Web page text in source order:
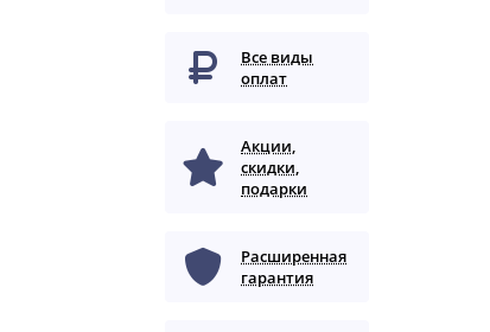
Все виды
оплат
Акции,
скидки,
подарки
Расширенная
гарантия